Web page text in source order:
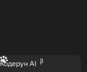
Кодерун AI β